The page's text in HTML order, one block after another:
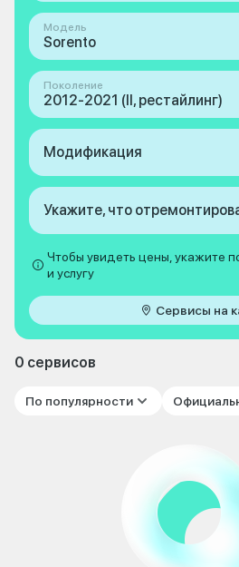
Модель
Sorento
Поколение
2012-2021 (II, рестайлинг)
Модификация
Укажите, что
Чтобы увидеть цены, укажите
и услугу
Сервисы на
0 сервисов
По популярности